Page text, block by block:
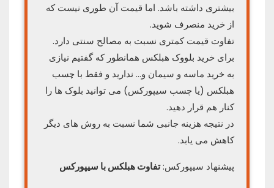
بیشتری داشته باشد. اما قیمت آن طوری نیست که
از خرید منصرف شوید.
تفاوت قیمت کمتری نسبت به مصالح سنتی دارد.
برای خرید بلووک هبلکس همانطور که گفتیم نیازی
به خرید ماسه و سیمان و… ندارید و فقط با چسب
هبلکس (یا چسب سیپورکس) می توانید بلوک ها را
کنار هم قرار دهید.
در نتیجه هزینه جانبی شما نسبت به روش های دیگر
کاهش می یابد.
پیشنهاد سیپورکس:تفاوت هبلکس با سیپورکس